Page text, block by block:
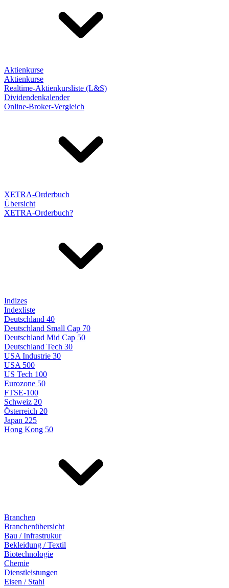
Aktienkurse
Aktienkurse
Realtime-Aktienkursliste (L&S)
Dividendenkalender
Online-Broker-Vergleich
XETRA-Orderbuch
Übersicht
XETRA-Orderbuch?
Indizes
Indexliste
Deutschland 40
Deutschland Small Cap 70
Deutschland Mid Cap 50
Deutschland Tech 30
USA Industrie 30
USA 500
US Tech 100
Eurozone 50
FTSE-100
Schweiz 20
Österreich 20
Japan 225
Hong Kong 50
Branchen
Branchenübersicht
Bau / Infrastrukur
Bekleidung / Textil
Biotechnologie
Chemie
Dienstleistungen
Eisen / Stahl